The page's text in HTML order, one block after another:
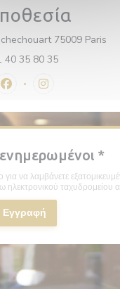
75009 Paris
40 35 80 35
Facebook ((ανοίγει σε
Instagram
*
να λαμβάνετε
ηλεκτρονικού ταχυδρομείου
Εγγραφή